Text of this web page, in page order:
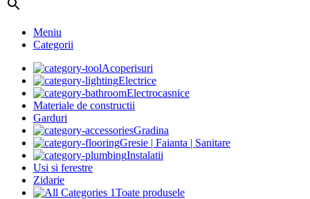
Meniu
Categorii
Acoperisuri
Electrice
Electrocasnice
Materiale de constructii
Garduri
Gradina
Gresie | Faianta | Sanitare
Instalatii
Usi si ferestre
Zidarie
Toate produsele